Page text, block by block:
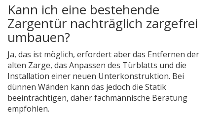
Kann ich eine bestehende
Zargentür nachträglich zargefrei
umbauen?
Ja, das ist möglich, erfordert aber das Entfernen der
alten Zarge, das Anpassen des Türblatts und die
Installation einer neuen Unterkonstruktion. Bei
dünnen Wänden kann das jedoch die Statik
beeinträchtigen, daher fachmännische Beratung
empfohlen.